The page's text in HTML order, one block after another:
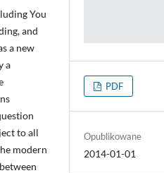
You
and
a new
a
to all
modern
PDF
Opublikowane
2014-01-01